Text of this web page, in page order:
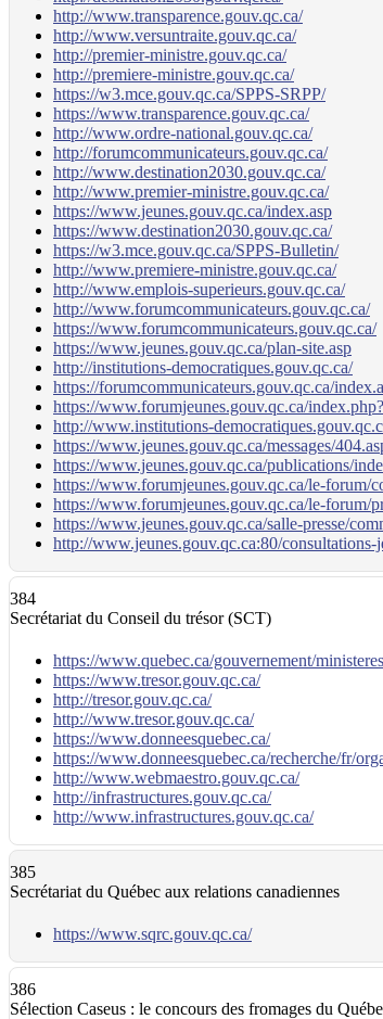
http://www.transparence.gouv.qc.ca/
http://www.versuntraite.gouv.qc.ca/
http://premier-ministre.gouv.qc.ca/
http://premiere-ministre.gouv.qc.ca/
https://w3.mce.gouv.qc.ca/SPPS-SRPP/
https://www.transparence.gouv.qc.ca/
http://www.ordre-national.gouv.qc.ca/
http://forumcommunicateurs.gouv.qc.ca/
http://www.destination2030.gouv.qc.ca/
http://www.premier-ministre.gouv.qc.ca/
https://www.jeunes.gouv.qc.ca/index.asp
https://www.destination2030.gouv.qc.ca/
https://w3.mce.gouv.qc.ca/SPPS-Bulletin/
http://www.premiere-ministre.gouv.qc.ca/
http://www.emplois-superieurs.gouv.qc.ca/
http://www.forumcommunicateurs.gouv.qc.ca/
https://www.forumcommunicateurs.gouv.qc.ca/
https://www.jeunes.gouv.qc.ca/plan-site.asp
http://institutions-democratiques.gouv.qc.ca/
https://forumcommunicateurs.gouv.qc.ca/
https://www.forumjeunes.gouv.qc.ca/
http://www.institutions-
https://www.jeunes.gouv.qc.ca/messages/
https://www.jeunes.gouv.qc.ca/publications/
https://www.forumjeunes.gouv.qc.ca/le-forum/
https://www.forumjeunes.gouv.qc.ca/le-forum/
https://www.jeunes.gouv.qc.ca/salle-presse/
http://www.jeunes.gouv.qc.ca:80/consultations-
384
Secrétariat du Conseil du trésor (SCT)
https://www.quebec.ca/gouvernement/
https://www.tresor.gouv.qc.ca/
http://tresor.gouv.qc.ca/
http://www.tresor.gouv.qc.ca/
https://www.donneesquebec.ca/
https://www.donneesquebec.ca/recherche/fr/
http://www.webmaestro.gouv.qc.ca/
http://infrastructures.gouv.qc.ca/
http://www.infrastructures.gouv.qc.ca/
385
Secrétariat du Québec aux relations canadiennes
https://www.sqrc.gouv.qc.ca/
386
Sélection Caseus : le concours des fromages du